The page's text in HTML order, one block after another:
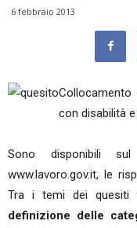
6 febbraio 2013
con disabilità
Sono disponibili
www.lavoro.gov.it, le
Tra i temi dei quesiti
definizione delle